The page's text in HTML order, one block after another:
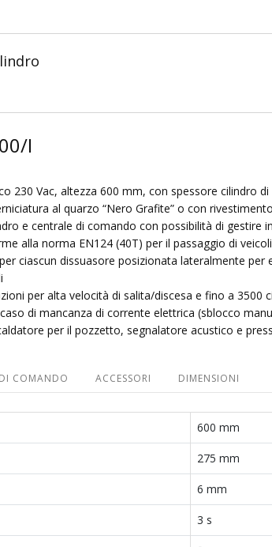
I
230 Vac, altezza 600 mm, con spessore cilindro
al quarzo “Nero Grafite” o con
e centrale di comando con possibilità di gestire
alla norma EN124 (40T) per il passaggio di
ciascun dissuasore posizionata lateralmente
per alta velocità di salita/discesa e fino a 3500
di mancanza di corrente elettrica (sblocco
per il pozzetto, segnalatore acustico e
COMANDO ACCESSORI DIMENSIONI
600 mm
275 mm
6 mm
3 s